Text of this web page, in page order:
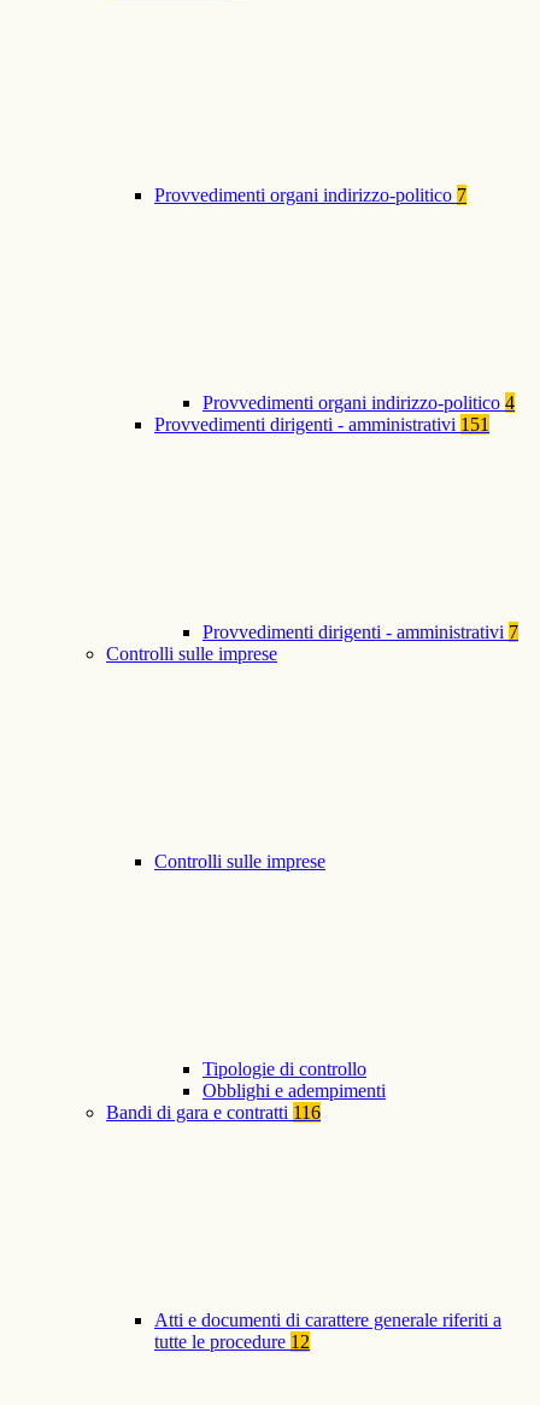
Provvedimenti organi indirizzo-politico 7
Provvedimenti organi indirizzo-politico 4
Provvedimenti dirigenti - amministrativi 151
Provvedimenti dirigenti - amministrativi 7
Controlli sulle imprese
Controlli sulle imprese
Tipologie di controllo
Obblighi e adempimenti
Bandi di gara e contratti 116
Atti e documenti di carattere generale riferiti a
tutte le procedure 12